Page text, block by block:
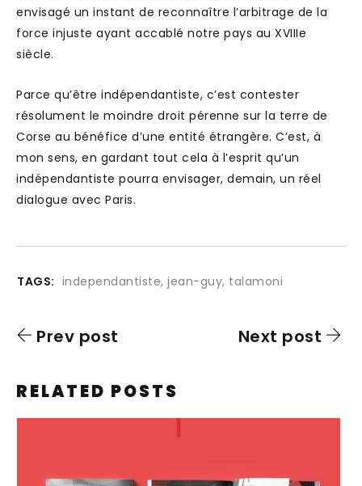
envisagé un instant de reconnaître l’arbitrage de la
force injuste ayant accablé notre pays au XVIIIe
siècle.
Parce qu’être indépendantiste, c’est contester
résolument le moindre droit pérenne sur la terre de
Corse au bénéfice d’une entité étrangère. C’est, à
mon sens, en gardant tout cela à l’esprit qu’un
indépendantiste pourra envisager, demain, un réel
dialogue avec Paris.
TAGS: independantiste, jean-guy, talamoni
Prev post Next post
RELATED POSTS